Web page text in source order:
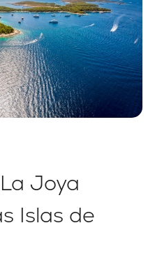
Joya
Islas de